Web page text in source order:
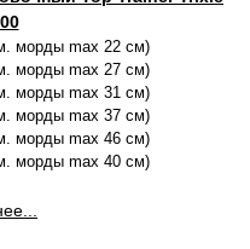
морды max 22 см)
морды max 27 см)
морды max 31 см)
морды max 37 см)
морды max 46 см)
морды max 40 см)